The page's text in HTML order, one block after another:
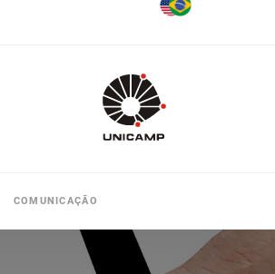
COMUNICAÇÃO